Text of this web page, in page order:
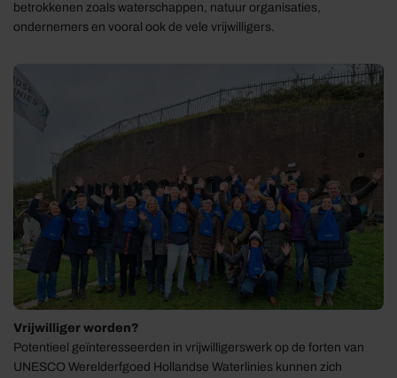
betrokkenen zoals waterschappen, natuur organisaties,
ondernemers en vooral ook de vele vrijwilligers.
Vrijwilliger worden?
Potentieel geïnteresseerden in vrijwilligerswerk op de forten van
UNESCO Werelderfgoed Hollandse Waterlinies kunnen zich